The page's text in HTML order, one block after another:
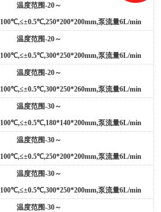
温度范围-20～
100℃,≤±0.5℃,250*200*200mm,泵流量6L/min
温度范围-20～
100℃,≤±0.5℃,300*250*200mm,泵流量6L/min
温度范围-20～
100℃,≤±0.5℃,300*250*260mm,泵流量6L/min
温度范围-30～
100℃,≤±0.5℃,180*140*200mm,泵流量6L/min
温度范围-30～
100℃,≤±0.5℃,250*200*200mm,泵流量6L/min
温度范围-30～
100℃,≤±0.5℃,300*250*200mm,泵流量6L/min
温度范围-30～